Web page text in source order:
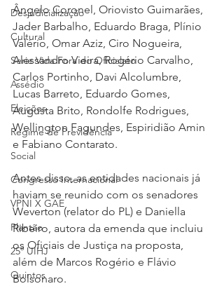
Desjudicialização
Cultural
Serie Vida Fora do Oficialato
Assédio
Eleições
Regime de Previdência
Social
Congresso Internacional
VPNI X GAE
Plantão
25º UIHJ
Quintos
Ângelo Coronel, Oriovisto Guimarães,
Jader Barbalho, Eduardo Braga, Plínio
Valério, Omar Aziz, Ciro Nogueira,
Alessandro Vieira, Rogério Carvalho,
Carlos Portinho, Davi Alcolumbre,
Lucas Barreto, Eduardo Gomes,
Augusta Brito, Rondolfe Rodrigues,
Wellington Fagundes, Espiridião Amin
e Fabiano Contarato.
Antes disso, as entidades nacionais já
haviam se reunido com os senadores
Weverton (relator do PL) e Daniella
Ribeiro, autora da emenda que incluiu
os Oficiais de Justiça na proposta,
além de Marcos Rogério e Flávio
Bolsonaro.